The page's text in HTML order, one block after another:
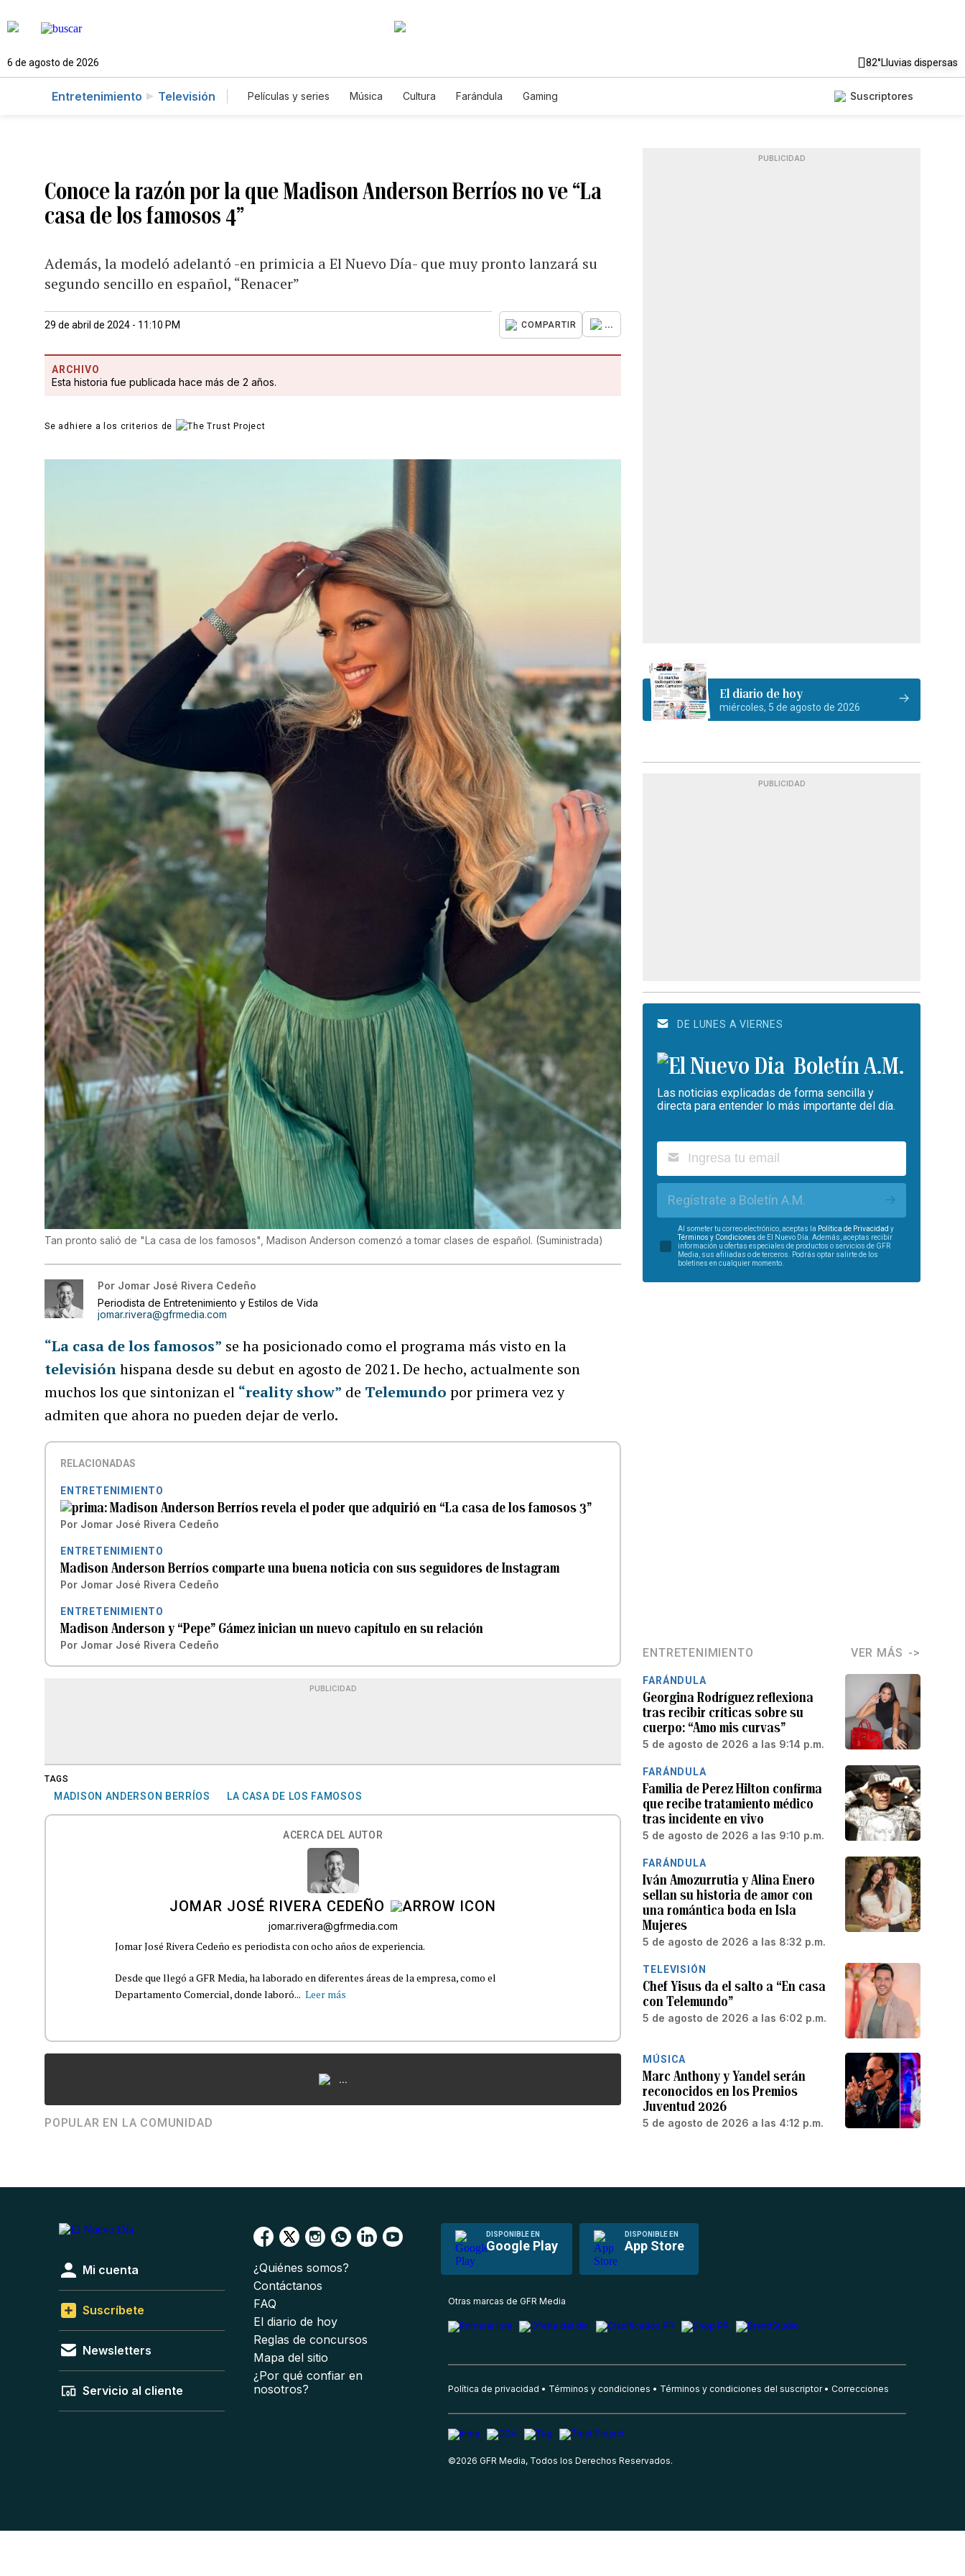
6 de agosto de 2026 82°Lluvias dispersas
Entretenimiento Televisión Películas y series Música Cultura Farándula Gaming Suscriptores
Conoce la razón por la que Madison Anderson Berríos no ve “La
casa de los famosos 4”
Además, la modeló adelantó -en primicia a El Nuevo Día- que muy pronto lanzará su
segundo sencillo en español, “Renacer”
29 de abril de 2024 - 11:10 PM COMPARTIR ...
ARCHIVO
Esta historia fue publicada hace más de 2 años.
Se adhiere a los criterios de
Tan pronto salió de "La casa de los famosos", Madison Anderson comenzó a tomar clases de español. (Suministrada)
Por Jomar José Rivera Cedeño
Periodista de Entretenimiento y Estilos de Vida
jomar.rivera@gfrmedia.com
“La casa de los famosos” se ha posicionado como el programa más visto en la
televisiónhispana desde su debut en agosto de 2021. De hecho, actualmente son
muchos los que sintonizan el “reality show” de Telemundo por primera vez y
admiten que ahora no pueden dejar de verlo.
RELACIONADAS
ENTRETENIMIENTO
Madison Anderson Berríos revela el poder que adquirió en “La casa de los famosos 3”
Por Jomar José Rivera Cedeño
ENTRETENIMIENTO
Madison Anderson Berríos comparte una buena noticia con sus seguidores de Instagram
Por Jomar José Rivera Cedeño
ENTRETENIMIENTO
Madison Anderson y “Pepe” Gámez inician un nuevo capítulo en su relación
Por Jomar José Rivera Cedeño
PUBLICIDAD
TAGS
MADISON ANDERSON BERRÍOS LA CASA DE LOS FAMOSOS
ACERCA DEL AUTOR
JOMAR JOSÉ RIVERA CEDEÑO
jomar.rivera@gfrmedia.com
Jomar José Rivera Cedeño es periodista con ocho años de experiencia.
Desde que llegó a GFR Media, ha laborado en diferentes áreas de la empresa, como el
Departamento Comercial, donde laboró... Leer más
...
POPULAR EN LA COMUNIDAD
PUBLICIDAD
El diario de hoy
miércoles, 5 de agosto de 2026
PUBLICIDAD
DE LUNES A VIERNES
Boletín A.M.
Las noticias explicadas de forma sencilla y
directa para entender lo más importante del día.
Regístrate a Boletín A.M.
Al someter tu correo electrónico, aceptas la Política de Privacidad y
Términos y Condiciones de El Nuevo Día. Además, aceptas recibir
información u ofertas especiales de productos o servicios de GFR
Media, sus afiliadas o de terceros. Podrás optar salirte de los
boletines en cualquier momento.
ENTRETENIMIENTO VER MÁS
FARÁNDULA
Georgina Rodríguez reflexiona
tras recibir críticas sobre su
cuerpo: “Amo mis curvas”
5 de agosto de 2026 a las 9:14 p.m.
FARÁNDULA
Familia de Perez Hilton confirma
que recibe tratamiento médico
tras incidente en vivo
5 de agosto de 2026 a las 9:10 p.m.
FARÁNDULA
Iván Amozurrutia y Alina Enero
sellan su historia de amor con
una romántica boda en Isla
Mujeres
5 de agosto de 2026 a las 8:32 p.m.
TELEVISIÓN
Chef Yisus da el salto a “En casa
con Telemundo”
5 de agosto de 2026 a las 6:02 p.m.
MÚSICA
Marc Anthony y Yandel serán
reconocidos en los Premios
Juventud 2026
5 de agosto de 2026 a las 4:12 p.m.
DISPONIBLE EN
Google Play
DISPONIBLE EN
App Store
Mi cuenta
Suscríbete
Newsletters
Servicio al cliente
¿Quiénes somos?
Contáctanos
FAQ
El diario de hoy
Reglas de concursos
Mapa del sitio
¿Por qué confiar en
nosotros?
Otras marcas de GFR Media
Política de privacidad Términos y condiciones Términos y condiciones del suscriptor Correcciones
©2026 GFR Media, Todos los Derechos Reservados.